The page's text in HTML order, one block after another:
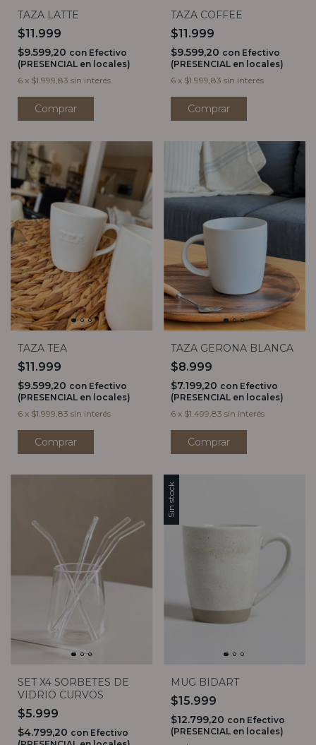
TAZA LATTE
$11.999
$9.599,20 con Efectivo
(PRESENCIAL en locales)
6 x $1.999,83 sin interés
TAZA COFFEE
$11.999
$9.599,20 con Efectivo
(PRESENCIAL en locales)
6 x $1.999,83 sin interés
TAZA TEA
$11.999
$9.599,20 con Efectivo
(PRESENCIAL en locales)
6 x $1.999,83 sin interés
TAZA GERONA BLANCA
$8.999
$7.199,20 con Efectivo
(PRESENCIAL en locales)
6 x $1.499,83 sin interés
SET X4 SORBETES DE
VIDRIO CURVOS
$5.999
$4.799,20 con Efectivo
Sin stock
MUG BIDART
$15.999
$12.799,20 con Efectivo
(PRESENCIAL en locales)